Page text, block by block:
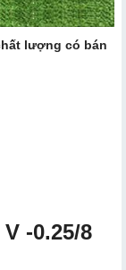
lượng có bán
-0.25/8